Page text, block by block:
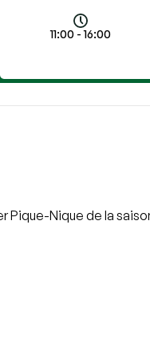
11:00 - 16:00
Pique-Nique de la